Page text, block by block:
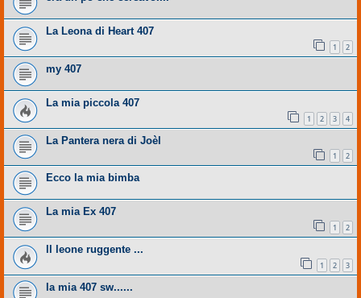
La Leona di Heart 407
1 2
my 407
La mia piccola 407
1 2 3 4
La Pantera nera di Joèl
1 2
Ecco la mia bimba
La mia Ex 407
1 2
ll leone ruggente ...
1 2 3
la mia 407 sw......